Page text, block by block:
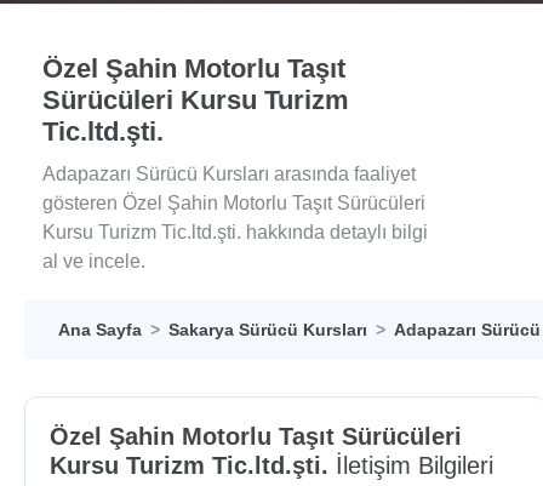
Özel Şahin Motorlu Taşıt
Sürücüleri Kursu Turizm
Tic.ltd.şti.
Adapazarı Sürücü Kursları arasında faaliyet
gösteren Özel Şahin Motorlu Taşıt Sürücüleri
Kursu Turizm Tic.ltd.şti. hakkında detaylı bilgi
al ve incele.
Ana Sayfa Sakarya Sürücü Kursları Adapazarı
Özel Şahin Motorlu Taşıt Sürücüleri
Kursu Turizm Tic.ltd.şti. İletişim Bilgileri